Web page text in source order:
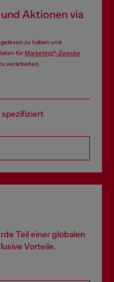
Aktionen via
gelesen zu haben und
fürMarketing*-Zwecke
verarbeiten.
spezifiziert
Teil einer globalen
Vorteile.